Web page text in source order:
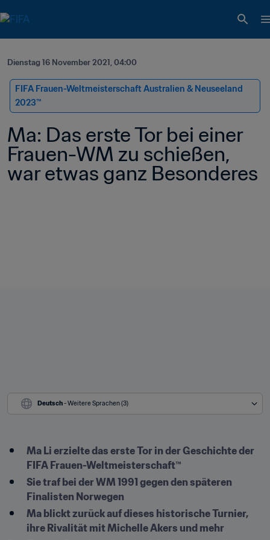
Dienstag 16 November 2021, 04:00
FIFA Frauen-Weltmeisterschaft Australien & Neuseeland
2023™
Ma: Das erste Tor bei einer
Frauen-WM zu schießen,
war etwas ganz Besonderes
Deutsch - Weitere Sprachen (3)
Ma Li erzielte das erste Tor in der Geschichte der
FIFA Frauen-Weltmeisterschaft™
Sie traf bei der WM 1991 gegen den späteren
Finalisten Norwegen
Ma blickt zurück auf dieses historische Turnier,
ihre Rivalität mit Michelle Akers und mehr